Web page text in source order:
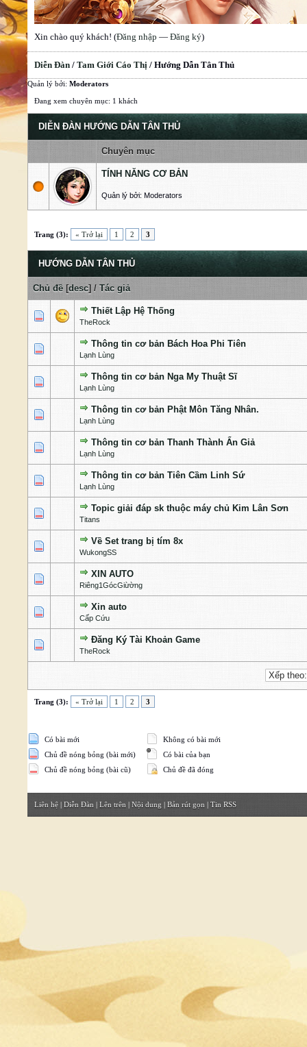
Xin chào quý khách! (Đăng nhập — Đăng ký)
Diễn Đàn / Tam Giới Cáo Thị / Hướng Dẫn Tân Thủ
Quản lý bởi: Moderators
Đang xem chuyên mục: 1 khách
DIỄN ĐÀN HƯỚNG DẪN TÂN THỦ
Chuyên mục
TÍNH NĂNG CƠ BẢN
Quản lý bởi: Moderators
Trang (3): « Trở lại 1 2 3
HƯỚNG DẪN TÂN THỦ
Chủ đề [desc] / Tác giả
Thiết Lập Hệ Thống
TheRock
1 Bỏ phiếu - 5 của 5 cấp độ
12 3 45
Thông tin cơ bản Bách Hoa Phi Tiên
Lạnh Lùng
1 Bỏ phiếu - 4 của 5 cấp độ
12 345
Thông tin cơ bản Nga My Thuật Sĩ
Lạnh Lùng
1 Bỏ phiếu - 4 của 5 cấp độ
12 345
Thông tin cơ bản Phật Môn Tăng Nhân.
Lạnh Lùng
1 Bỏ phiếu - 5 của 5 cấp độ
12 345
Thông tin cơ bản Thanh Thành Ẩn Giả
Lạnh Lùng
1 Bỏ phiếu - 4 của 5 cấp độ
12 345
Thông tin cơ bản Tiên Cầm Linh Sứ
Lạnh Lùng
1 Bỏ phiếu - 4 của 5 cấp độ
12 345
Topic giải đáp sk thuộc máy chủ Kim Lân Sơn
Titans
1 Bỏ phiếu - 5 của 5 cấp độ
12 345
Về Set trang bị tím 8x
WukongSS
1 Bỏ phiếu - 5 của 5 cấp độ
1234 5
XIN AUTO
Riêng1GócGiừờng
1 Bỏ phiếu - 5 của 5 cấp độ
1 23
Xin auto
Cấp Cứu
1 Bỏ phiếu - 5 của 5 cấp độ
1
Đăng Ký Tài Khoản Game
TheRock
1 Bỏ phiếu - 5 của 5 cấp độ
1 234 5
Trang (3): « Trở lại 1 2 3
Có bài mới
Chủ đề nóng bỏng (bài mới)
Chủ đề nóng bỏng (bài cũ)
Không có bài mới
Có bài của bạn
Chủ đề đã đóng
Liên hệ | Diễn Đàn | Lên trên | Nội dung | Bản rút gọn | Tin RSS